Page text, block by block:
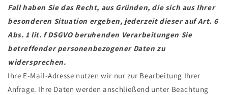
Fall haben Sie das Recht, aus Gründen, die sich aus Ihrer
besonderen Situation ergeben, jederzeit dieser auf Art. 6
Abs. 1 lit. f DSGVO beruhenden Verarbeitungen Sie
betreffender personenbezogener Daten zu
widersprechen.
Ihre E-Mail-Adresse nutzen wir nur zur Bearbeitung Ihrer
Anfrage. Ihre Daten werden anschließend unter Beachtung